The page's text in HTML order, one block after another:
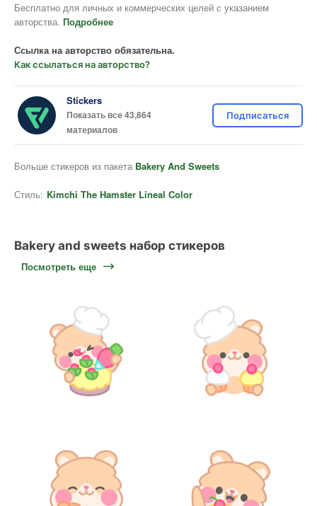
Бесплатно для личных и коммерческих целей с указанием
авторства. Подробнее
Ссылка на авторство обязательна.
Как ссылаться на авторство?
Stickers
Показать все 43,864
материалов
Подписаться
Больше стикеров из пакета Bakery And Sweets
Стиль: Kimchi The Hamster Lineal Color
Bakery and sweets набор стикеров
Посмотреть еще